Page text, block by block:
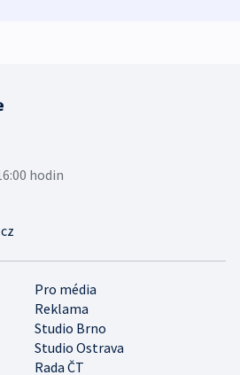
Pro média
Reklama
Studio Brno
Studio Ostrava
Rada ČT
hodin